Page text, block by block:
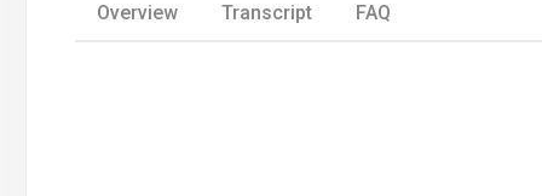
Overview Transcript FAQ